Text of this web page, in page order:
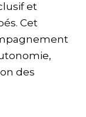
et
Cet
des